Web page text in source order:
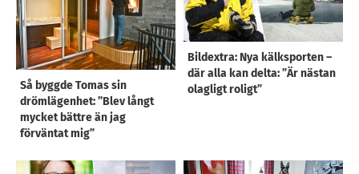
Så byggde Tomas sin
drömlägenhet: ”Blev långt
mycket bättre än jag
förväntat mig”
Bildextra: Nya kälksporten –
där alla kan delta: ”Är nästan
olagligt roligt”